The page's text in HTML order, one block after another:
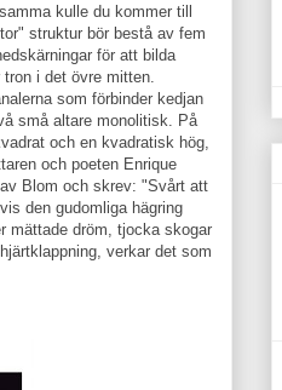
kulle du kommer till
struktur bör bestå av fem
för att bilda
​​i det övre mitten.
som förbinder kedjan
små altare monolitisk. På
och en kvadratisk hög,
och poeten Enrique
Blom och skrev: "Svårt att
den gudomliga hägring
mättade dröm, tjocka skogar
verkar det som